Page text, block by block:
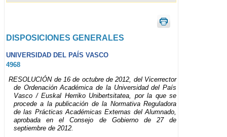
DISPOSICIONES GENERALES
UNIVERSIDAD DEL PAÍS VASCO
4968
RESOLUCIÓN de 16 de octubre de 2012, del Vicerrector
de Ordenación Académica de la Universidad del País
Vasco / Euskal Herriko Unibertsitatea, por la que se
procede a la publicación de la Normativa Reguladora
de las Prácticas Académicas Externas del Alumnado,
aprobada en el Consejo de Gobierno de 27 de
septiembre de 2012.